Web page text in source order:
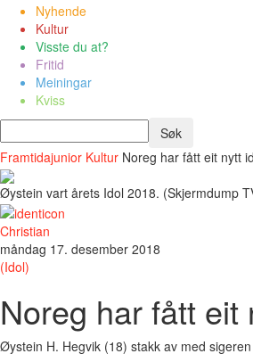
Nyhende
Kultur
Visste du at?
Fritid
Meiningar
Kviss
Framtidajunior Kultur Noreg har fått eit nytt
Øystein vart årets Idol 2018. (Skjermdump
Christian
måndag 17. desember 2018
(Idol)
Noreg har fått eit
Øystein H. Hegvik (18) stakk av med